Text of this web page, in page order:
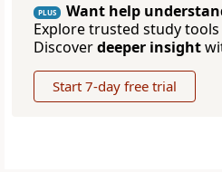
PLUS
Want help
Explore trusted study
Discoverdeeper insight
Start 7-day free trial